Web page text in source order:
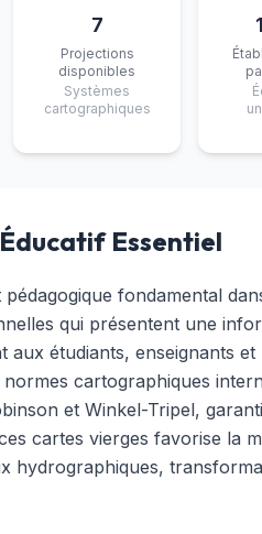
7
Projections
disponibles
Systèmes
cartographiques
Essentiel
fondamental
qui présentent une
étudiants, enseignants
cartographiques
et Winkel-Tripel,
cartes vierges favorise la
hydrographiques,